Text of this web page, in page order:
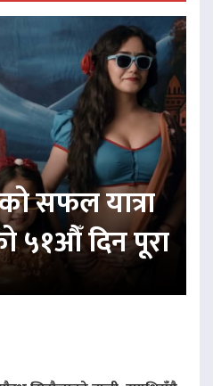
सफल यात्रा
५१औँ दिन पूरा